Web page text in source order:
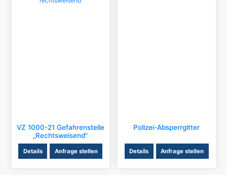
VZ 1000-21 Gefahrenstelle
„rechtsweisend“
Details Anfrage stellen
Polizei-Absperrgitter
Details Anfrage stellen